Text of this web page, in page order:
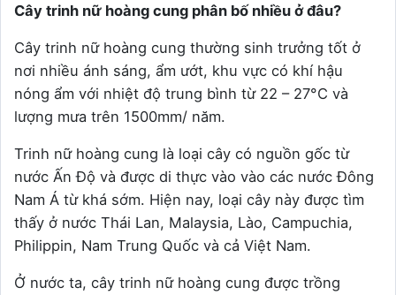
Cây trinh nữ hoàng cung phân bố nhiều ở đâu?
Cây trinh nữ hoàng cung thường sinh trưởng tốt ở
nơi nhiều ánh sáng, ẩm ướt, khu vực có khí hậu
nóng ẩm với nhiệt độ trung bình từ 22 – 27°C và
lượng mưa trên 1500mm/ năm.
Trinh nữ hoàng cung là loại cây có nguồn gốc từ
nước Ấn Độ và được di thực vào vào các nước Đông
Nam Á từ khá sớm. Hiện nay, loại cây này được tìm
thấy ở nước Thái Lan, Malaysia, Lào, Campuchia,
Philippin, Nam Trung Quốc và cả Việt Nam.
Ở nước ta, cây trinh nữ hoàng cung được trồng